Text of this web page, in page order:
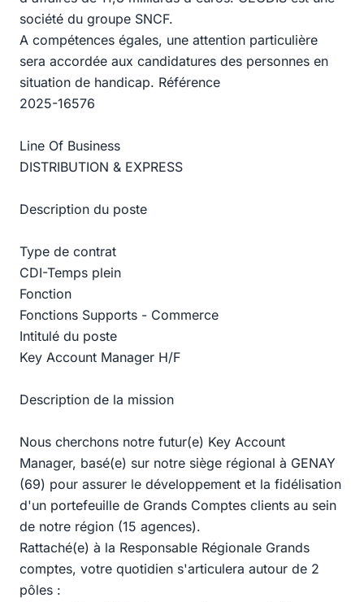
société du groupe SNCF.
A compétences égales, une attention particulière
sera accordée aux candidatures des personnes en
situation de handicap. Référence
2025-16576
Line Of Business
DISTRIBUTION & EXPRESS
Description du poste
Type de contrat
CDI-Temps plein
Fonction
Fonctions Supports - Commerce
Intitulé du poste
Key Account Manager H/F
Description de la mission
Nous cherchons notre futur(e) Key Account
Manager, basé(e) sur notre siège régional à GENAY
(69) pour assurer le développement et la fidélisation
d'un portefeuille de Grands Comptes clients au sein
de notre région (15 agences).
Rattaché(e) à la Responsable Régionale Grands
comptes, votre quotidien s'articulera autour de 2
pôles :